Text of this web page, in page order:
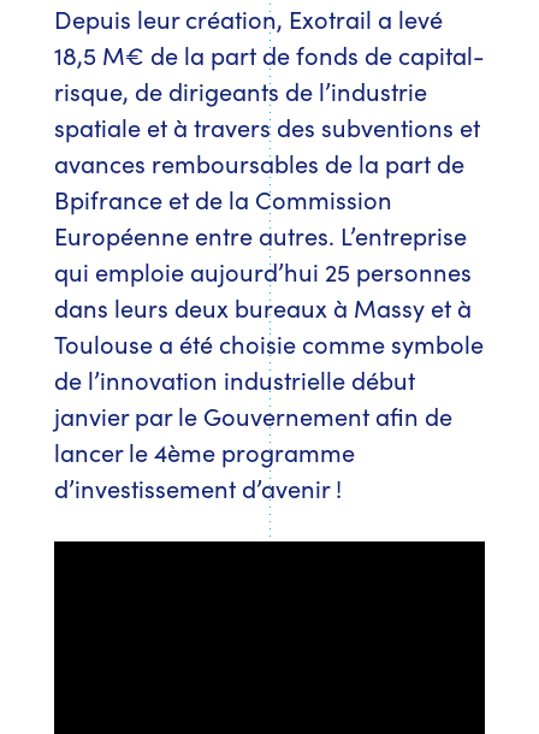
Depuis leur création, Exotrail a levé
18,5 M€ de la part de fonds de capital-
risque, de dirigeants de l’industrie
spatiale et à travers des subventions et
avances remboursables de la part de
Bpifrance et de la Commission
Européenne entre autres. L’entreprise
qui emploie aujourd’hui 25 personnes
dans leurs deux bureaux à Massy et à
Toulouse a été choisie comme symbole
de l’innovation industrielle début
janvier par le Gouvernement afin de
lancer le 4ème programme
d’investissement d’avenir !